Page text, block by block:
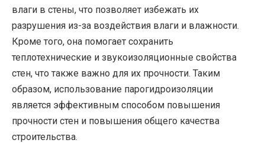
влаги в стены, что позволяет избежать их
разрушения из-за воздействия влаги и влажности.
Кроме того, она помогает сохранить
теплотехнические и звукоизоляционные свойства
стен, что также важно для их прочности. Таким
образом, использование парогидроизоляции
является эффективным способом повышения
прочности стен и повышения общего качества
строительства.